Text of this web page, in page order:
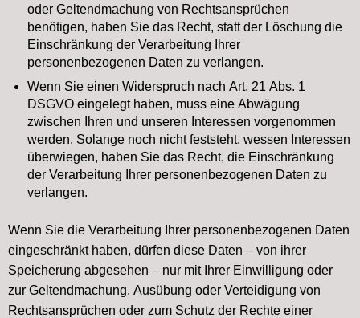
oder Geltendmachung von Rechtsansprüchen
benötigen, haben Sie das Recht, statt der Löschung die
Einschränkung der Verarbeitung Ihrer
personenbezogenen Daten zu verlangen.
Wenn Sie einen Widerspruch nach Art. 21 Abs. 1
DSGVO eingelegt haben, muss eine Abwägung
zwischen Ihren und unseren Interessen vorgenommen
werden. Solange noch nicht feststeht, wessen Interessen
überwiegen, haben Sie das Recht, die Einschränkung
der Verarbeitung Ihrer personenbezogenen Daten zu
verlangen.
Wenn Sie die Verarbeitung Ihrer personenbezogenen Daten
eingeschränkt haben, dürfen diese Daten – von ihrer
Speicherung abgesehen – nur mit Ihrer Einwilligung oder
zur Geltendmachung, Ausübung oder Verteidigung von
Rechtsansprüchen oder zum Schutz der Rechte einer